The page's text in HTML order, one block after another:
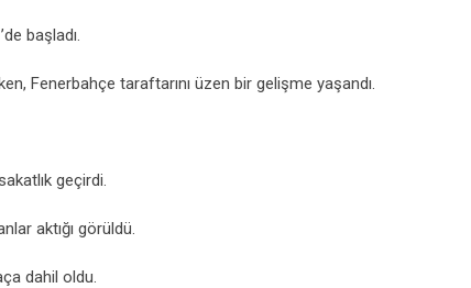
başladı.
Fenerbahçe taraftarını üzen bir gelişme yaşandı.
geçirdi.
aktığı görüldü.
dahil oldu.